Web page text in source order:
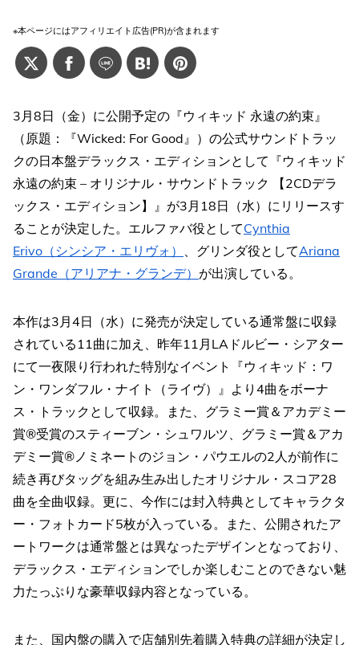
※本ページにはアフィリエイト広告(PR)が含まれます
3月8日（金）に公開予定の『ウィキッド 永遠の約束』
（原題：『Wicked: For Good』）の公式サウンドトラッ
クの日本盤デラックス・エディションとして『ウィキッド
永遠の約束 – オリジナル・サウンドトラック 【2CDデラ
ックス・エディション】』が3月18日（水）にリリースす
ることが決定した。エルファバ役としてCynthia
Erivo（シンシア・エリヴォ）
、グリンダ役としてAriana
Grande（アリアナ・グランデ） が出演している。
本作は3月4日（水）に発売が決定している通常盤に収録
されている11曲に加え、昨年11月LAドルビー・シアター
にて一夜限り行われた特別なイベント『ウィキッド：ワ
ン・ワンダフル・ナイト（ライヴ）』より4曲をボーナ
ス・トラックとして収録。また、グラミー賞＆アカデミー
賞®受賞のスティーブン・シュワルツ、グラミー賞＆アカ
デミー賞®ノミネートのジョン・パウエルの2人が前作に
続き再びタッグを組み生み出したオリジナル・スコア28
曲を全曲収録。更に、今作には封入特典としてキャラクタ
ー・フォトカード5枚が入っている。また、公開されたア
ートワークは通常盤とは異なったデザインとなっており、
デラックス・エディションでしか楽しむことのできない魅
力たっぷりな豪華収録内容となっている。
また、国内盤の購入で店舗別先着購入特典の詳細が決定し